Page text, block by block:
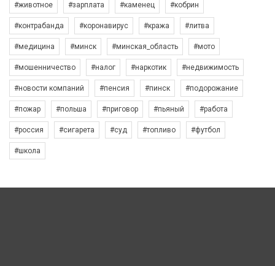
#животное #зарплата #каменец #кобрин
#контрабанда #коронавирус #кража #литва
#медицина #минск #минская_область #мото
#мошенничество #налог #наркотик #недвижимость
#новости компаний #пенсия #пинск #подорожание
#пожар #польша #приговор #пьяный #работа
#россия #сигарета #суд #топливо #футбол
#школа